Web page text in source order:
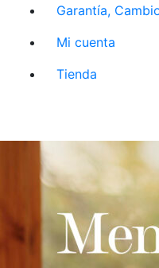
Garantía,
Mi cuenta
Tienda